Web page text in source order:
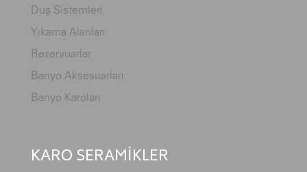
Duş Sistemleri
Yıkama Alanları
Rezervuarlar
Banyo Aksesuarları
Banyo Karoları
KARO SERAMİKLER